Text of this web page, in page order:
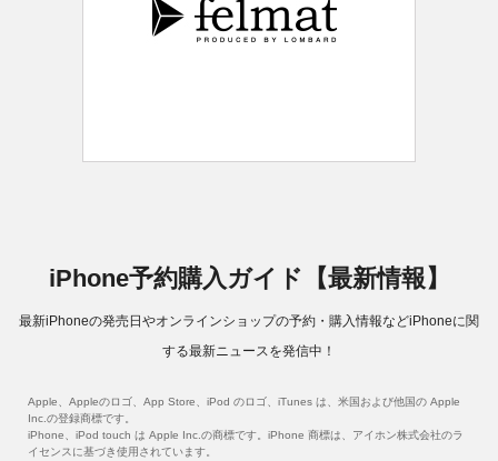
iPhone予約購入ガイド【最新情報】
最新iPhoneの発売日やオンラインショップの予約・購入情報などiPhoneに関
する最新ニュースを発信中！
Apple、Appleのロゴ、App Store、iPod のロゴ、iTunes は、米国および他国の Apple
Inc.の登録商標です。
iPhone、iPod touch は Apple Inc.の商標です。iPhone 商標は、アイホン株式会社のラ
イセンスに基づき使用されています。